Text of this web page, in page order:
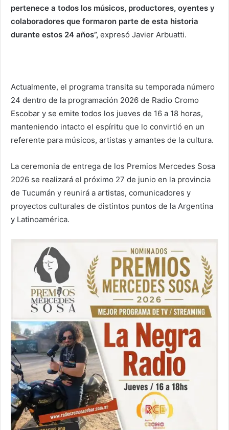
pertenece a todos los músicos, productores, oyentes y
colaboradores que formaron parte de esta historia
durante estos 24 años”, expresó Javier Arbuatti.
Actualmente, el programa transita su temporada número
24 dentro de la programación 2026 de Radio Cromo
Escobar y se emite todos los jueves de 16 a 18 horas,
manteniendo intacto el espíritu que lo convirtió en un
referente para músicos, artistas y amantes de la cultura.
La ceremonia de entrega de los Premios Mercedes Sosa
2026 se realizará el próximo 27 de junio en la provincia
de Tucumán y reunirá a artistas, comunicadores y
proyectos culturales de distintos puntos de la Argentina
y Latinoamérica.